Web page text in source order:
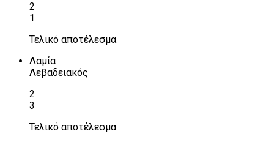
2
1
Τελικό αποτέλεσμα
Λαμία
Λεβαδειακός
2
3
Τελικό αποτέλεσμα